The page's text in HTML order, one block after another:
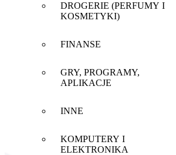
DROGERIE (PERFUMY I
KOSMETYKI)
FINANSE
GRY, PROGRAMY,
APLIKACJE
INNE
KOMPUTERY I
ELEKTRONIKA